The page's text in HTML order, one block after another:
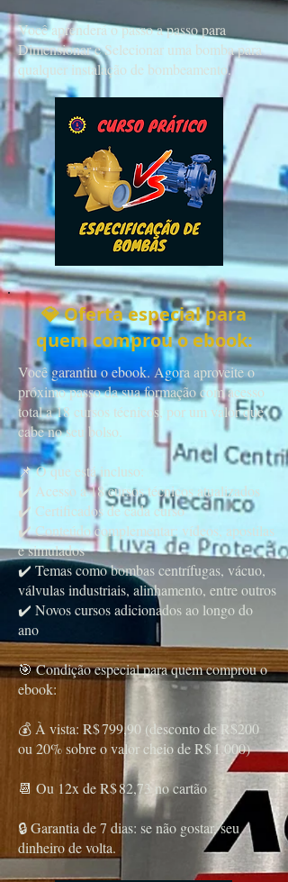
Você aprenderá o passo a passo para
Dimensionar e Selecionar uma bomba para
qualquer instalação de bombeamento.
💎 Oferta especial para
quem comprou o ebook:
Você garantiu o ebook. Agora aproveite o
próximo passo da sua formação com acesso
total a 18 cursos técnicos, por um valor que
cabe no seu bolso.
📌 O que está incluso:
✔️ Acesso a 18 cursos técnicos atualizados
✔️ Certificados de cada curso
✔️ Conteúdo complementar: vídeos, apostilas
e simulados
✔️ Temas como bombas centrífugas, vácuo,
válvulas industriais, alinhamento, entre outros
✔️ Novos cursos adicionados ao longo do
ano
🎯 Condição especial para quem comprou o
ebook:
💰 À vista: R$ 799,90 (desconto de R$200
ou 20% sobre o valor cheio de R$ 1.000)
📆 Ou 12x de R$ 82,73 no cartão
🔒 Garantia de 7 dias: se não gostar, seu
dinheiro de volta.